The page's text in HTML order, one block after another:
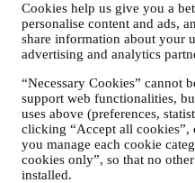
Cookies help us give you a
personalise content and ads,
share information about your
advertising and analytics
“Necessary Cookies” cannot
support web functionalities,
uses above (preferences,
clicking “Accept all cookies”,
you manage each cookie
cookies only”, so that no
installed.
genieten van onze
verzendadressen opslaan,
Elke verwerkingsactiviteit
deze diensten aan u als Le
PRODUCTEN,
TE LEVEREN
Wij zullen uw gegevens
relatie met u, uw aankoop
gebruik van de Website,
of uw deelname aan onze